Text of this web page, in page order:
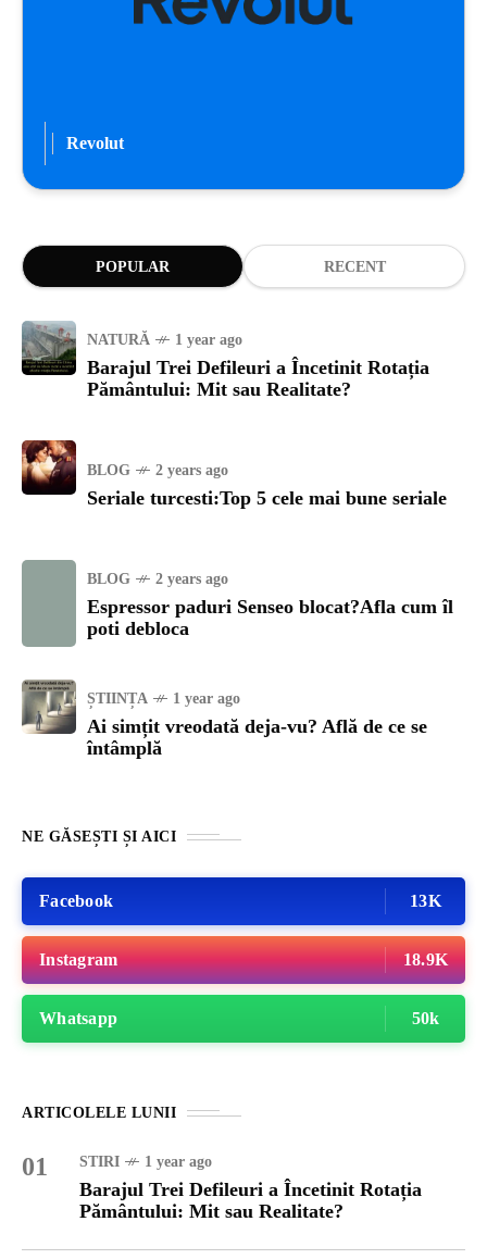
Revolut
POPULAR RECENT
NATURĂ 1 year ago
Barajul Trei Defileuri a Încetinit Rotația
Pământului: Mit sau Realitate?
BLOG 2 years ago
Seriale turcesti:Top 5 cele mai bune seriale
BLOG 2 years ago
Espressor paduri Senseo blocat?Afla cum îl
poti debloca
ȘTIINȚA 1 year ago
Ai simțit vreodată deja-vu? Află de ce se
întâmplă
NE GĂSEȘTI ȘI AICI
Facebook 13K
Instagram 18.9K
Whatsapp 50k
ARTICOLELE LUNII
01 STIRI 1 year ago
Barajul Trei Defileuri a Încetinit Rotația
Pământului: Mit sau Realitate?